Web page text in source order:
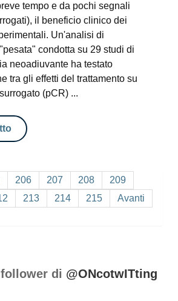
tempo e da pochi segnali
il beneficio clinico dei
Un'analisi di
condotta su 29 studi di
neoadiuvante ha testato
tra gli effetti del trattamento su
(pCR) ...
206 207 208
209
213 214 215
Avanti
di @ONcotwITting